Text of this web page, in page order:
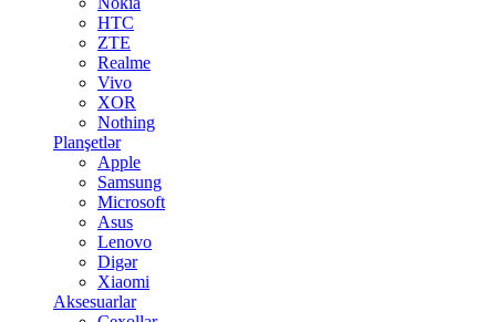
HTC
ZTE
Realme
Vivo
XOR
Nothing
Planşetlər
Apple
Samsung
Microsoft
Asus
Lenovo
Digər
Xiaomi
Aksesuarlar